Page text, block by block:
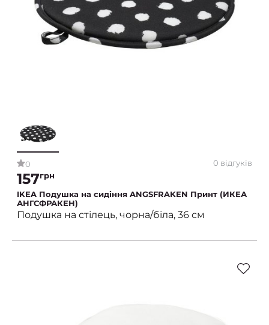
0 0 відгуків
157грн
IKEA Подушка на сидіння ANGSFRAKEN Принт (ИКЕА
АНГСФРАКЕН)
Подушка на стілець, чорна/біла, 36 см